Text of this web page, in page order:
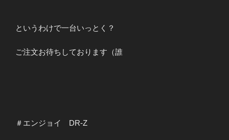
というわけで一台いっとく？
ご注文お待ちしております（誰
＃エンジョイ DR-Z